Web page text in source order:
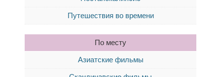
Путешествия во времени
По месту
Азиатские фильмы